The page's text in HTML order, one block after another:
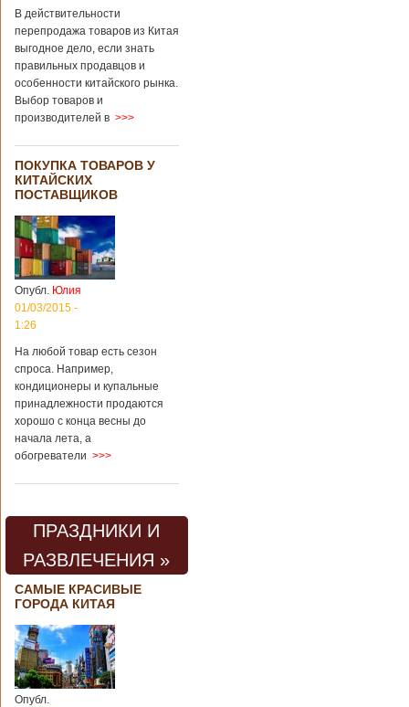
В действительности
перепродажа товаров из Китая
выгодное дело, если знать
правильных продавцов и
особенности китайского рынка.
Выбор товаров и
производителей в >>>
ПОКУПКА ТОВАРОВ У
КИТАЙСКИХ
ПОСТАВЩИКОВ
Опубл. Юлия
01/03/2015 -
1:26
На любой товар есть сезон
спроса. Например,
кондиционеры и купальные
принадлежности продаются
хорошо с конца весны до
начала лета, а
обогреватели >>>
ПРАЗДНИКИ И
РАЗВЛЕЧЕНИЯ »
САМЫЕ КРАСИВЫЕ
ГОРОДА КИТАЯ
Опубл.